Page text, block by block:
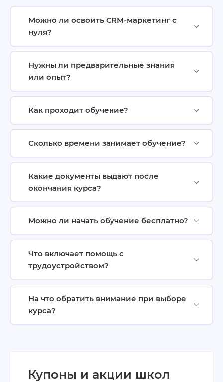
Можно ли освоить CRM-маркетинг с
нуля?
Нужны ли предварительные знания
или опыт?
Как проходит обучение?
Сколько времени занимает обучение?
Какие документы выдают после
окончания курса?
Можно ли начать обучение бесплатно?
Что включает помощь с
трудоустройством?
На что обратить внимание при выборе
курса?
Купоны и акции школ